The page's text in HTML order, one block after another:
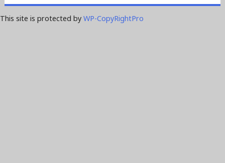
This site is protected by WP-CopyRightPro